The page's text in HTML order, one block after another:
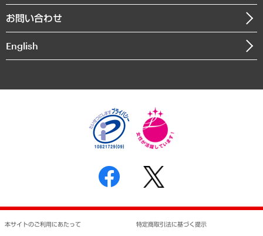
自然資源・農林水産業・食料システム
組織図・本部部室紹介
インドネシア現地法人
個人情報保護方針
反社会的勢力に対する基本方針
書面による個人情報の開示等の請求の手続きについて
お問い合わせ
English
本サイトのご利用にあたって 特定商取引法に基づく提示